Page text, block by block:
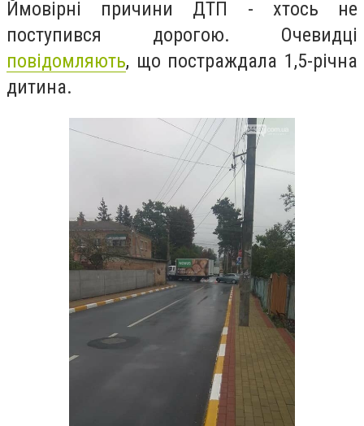
Ймовірні причини ДТП - хтось не
поступився дорогою. Очевидці
повідомляють, що постраждала 1,5-річна
дитина.